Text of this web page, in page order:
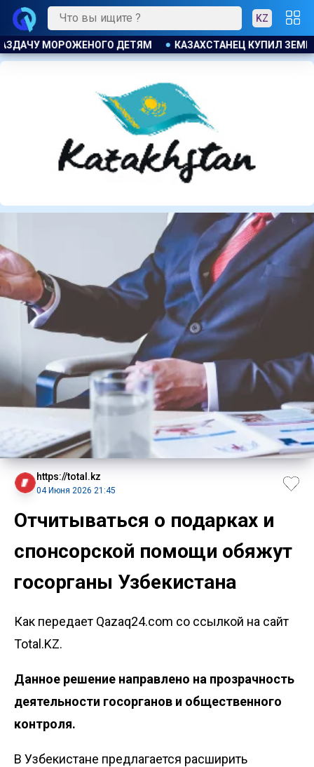
KZ
ЗЕМЕЛЬНЫЙ УЧАСТОК И ОБНАРУЖИЛ НА НЕМ БОЛЬШОЙ
https://total.kz
04 Июня 2026 21:45
Отчитываться о подарках и
спонсорской помощи обяжут
госорганы Узбекистана
Как передает Qazaq24.com со ссылкой на сайт
Total.KZ.
Данное решение направлено на прозрачность
деятельности госорганов и общественного
контроля.
В Узбекистане предлагается расширить